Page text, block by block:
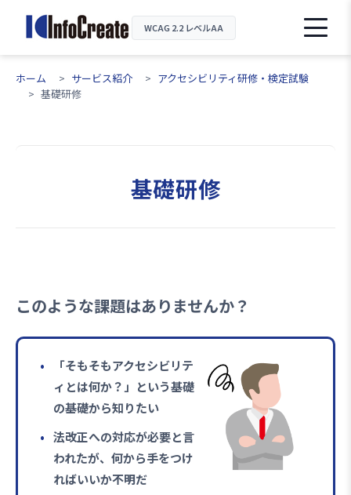
WCAG 2.2 レベルAA
ホーム サービス紹介
アクセシビリティ研修・検定試験
基礎研修
基礎研修
このような課題はありませんか？
「そもそもアクセシビリテ
ィとは何か？」という基礎
の基礎から知りたい
法改正への対応が必要と言
われたが、何から手をつけ
ればいいか不明だ